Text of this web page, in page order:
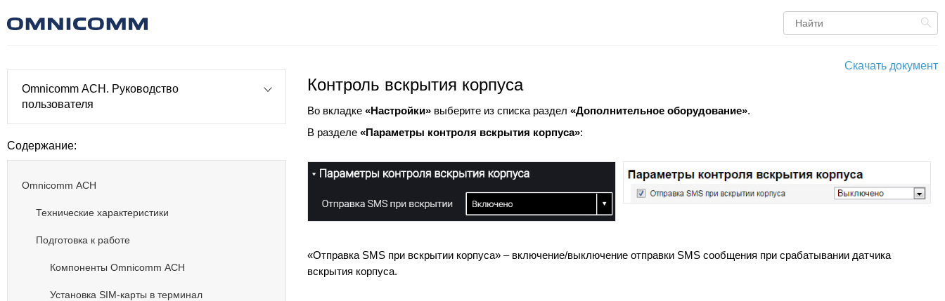
Omnicomm АСН. Руководство
пользователя
Содержание:
Omnicomm АСН
Технические характеристики
Подготовка к работе
Компоненты Omnicomm АСН
Установка SIM-карты в терминал
Скачать документ
Контроль вскрытия корпуса
Во вкладке«Настройки» выберите из списка раздел«Дополнительное оборудование».
В разделе«Параметры контроля вскрытия корпуса»:
«Отправка SMS при вскрытии корпуса» – включение/выключение отправки SMS сообщения при срабатывании датчика
вскрытия корпуса.